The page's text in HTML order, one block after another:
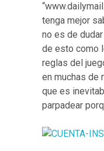
tenga mejor
no es de
de esto como
reglas del
en muchas de
que es
parpadear